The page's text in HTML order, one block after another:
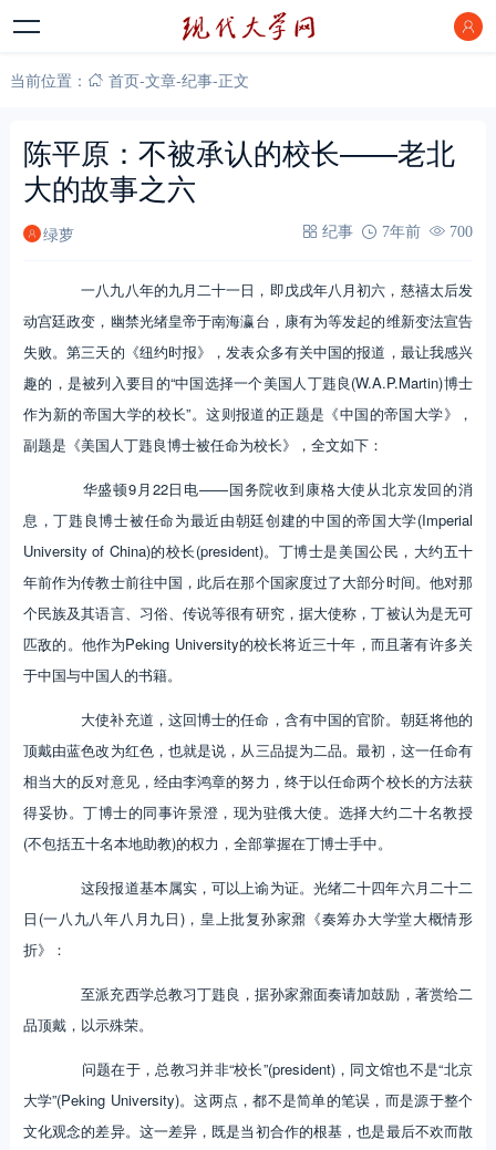
当前位置： 首页-文章-纪事-正文
陈平原：不被承认的校长——老北
大的故事之六
绿萝 纪事 7年前 700
一八九八年的九月二十一日，即戊戌年八月初六，慈禧太后发
动宫廷政变，幽禁光绪皇帝于南海瀛台，康有为等发起的维新变法宣告
失败。第三天的《纽约时报》，发表众多有关中国的报道，最让我感兴
趣的，是被列入要目的“中国选择一个美国人丁韪良(W.A.P.Martin)博士
作为新的帝国大学的校长”。这则报道的正题是《中国的帝国大学》，
副题是《美国人丁韪良博士被任命为校长》，全文如下：
华盛顿9月22日电——国务院收到康格大使从北京发回的消
息，丁韪良博士被任命为最近由朝廷创建的中国的帝国大学(Imperial
University of China)的校长(president)。丁博士是美国公民，大约五十
年前作为传教士前往中国，此后在那个国家度过了大部分时间。他对那
个民族及其语言、习俗、传说等很有研究，据大使称，丁被认为是无可
匹敌的。他作为Peking University的校长将近三十年，而且著有许多关
于中国与中国人的书籍。
大使补充道，这回博士的任命，含有中国的官阶。朝廷将他的
顶戴由蓝色改为红色，也就是说，从三品提为二品。最初，这一任命有
相当大的反对意见，经由李鸿章的努力，终于以任命两个校长的方法获
得妥协。丁博士的同事许景澄，现为驻俄大使。选择大约二十名教授
(不包括五十名本地助教)的权力，全部掌握在丁博士手中。
这段报道基本属实，可以上谕为证。光绪二十四年六月二十二
日(一八九八年八月九日)，皇上批复孙家鼐《奏筹办大学堂大概情形
折》：
至派充西学总教习丁韪良，据孙家鼐面奏请加鼓励，著赏给二
品顶戴，以示殊荣。
问题在于，总教习并非“校长”(president)，同文馆也不是“北京
大学”(Peking University)。这两点，都不是简单的笔误，而是源于整个
文化观念的差异。这一差异，既是当初合作的根基，也是最后不欢而散